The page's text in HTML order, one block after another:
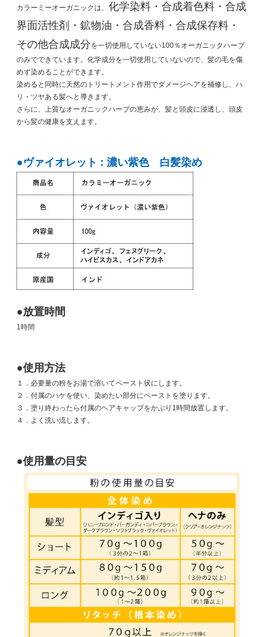
カラーミーオーガニックは、 化学染料・合成着色料・合成
界面活性剤・鉱物油・合成香料・合成保存料・
その他合成成分を一切使用していない100％オーガニックハーブ
のみでできています。化学成分を一切使用していないので、髪の毛を傷
めず染めることができます。
染めると同時に天然のトリートメント作用でダメージヘアを補修し、ハ
リ・ツヤある髪へと導きます。
さらに、上質なオーガニックハーブの恵みが、髪と頭皮に浸透し、頭皮
から髪の健康を支えます。
●ヴァイオレット : 濃い紫色 白髪染め
●放置時間
1時間
●使用方法
１．必要量の粉をお湯で溶いてペースト状にします。
２．付属のハケを使い、染めたい部分にペーストを塗ります。
３．塗り終わったら付属のヘアキャップをかぶり1時間放置します。
４．よく洗い流します。
●使用量の目安